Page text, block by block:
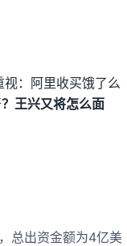
视：阿里收买饿了么
？王兴又将怎么面
总出资金额为4亿美